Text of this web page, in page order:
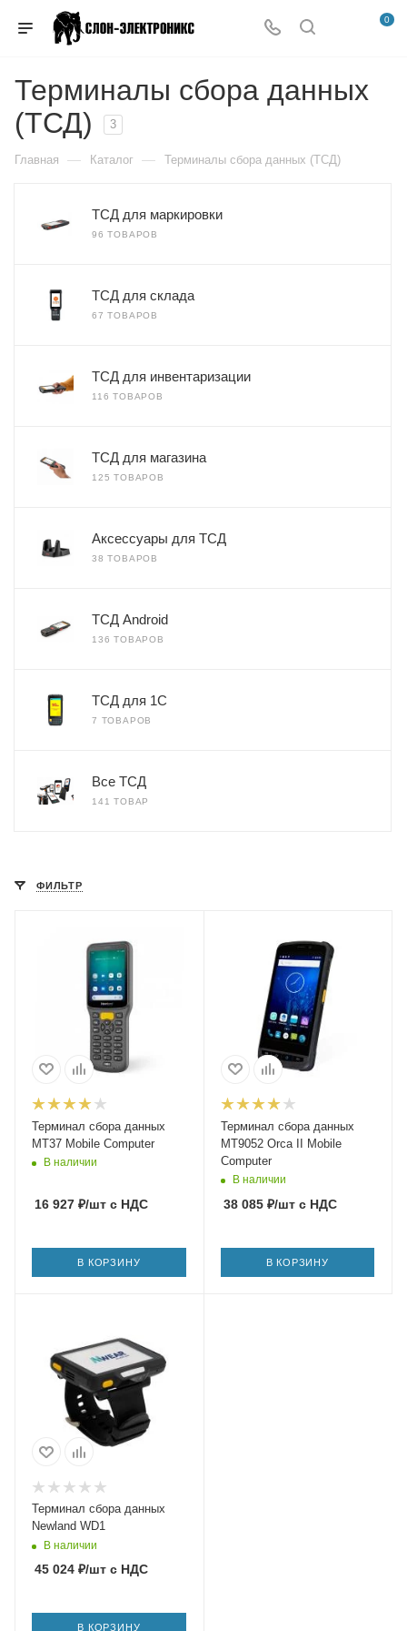
0
Терминалы сбора данных
(ТСД)
3
Главная — Каталог — Терминалы сбора данных (ТСД)
ТСД для маркировки
96 ТОВАРОВ
ТСД для склада
67 ТОВАРОВ
ТСД для инвентаризации
116 ТОВАРОВ
ТСД для магазина
125 ТОВАРОВ
Аксессуары для ТСД
38 ТОВАРОВ
ТСД Android
136 ТОВАРОВ
ТСД для 1С
7 ТОВАРОВ
Все ТСД
141 ТОВАР
ФИЛЬТР
Терминал сбора данных
MT37 Mobile Computer
В наличии
16 927 ₽/шт с НДС
В КОРЗИНУ
Терминал сбора данных
MT9052 Orca II Mobile
Computer
В наличии
38 085₽/штс НДС
В КОРЗИНУ
Терминал сбора данных
Newland WD1
В наличии
45 024 ₽/шт с НДС
В КОРЗИНУ